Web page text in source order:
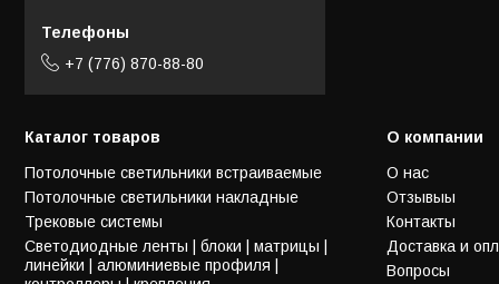
+7 (776) 870-88-80
Каталог товаров
Потолочные светильники встраиваемые
Потолочные светильники накладные
Трековые системы
Светодиодные ленты | блоки | матрицы |
линейки | алюминиевые профиля |
О компании
О нас
Отзывыы
Контакты
Доставка и
Вопросы